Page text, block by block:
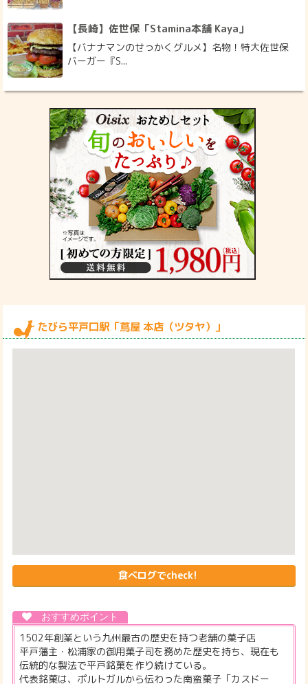
【長崎】佐世保「Stamina本舗 Kaya」
【バナナマンのせっかくグルメ】名物！特大佐世保
バーガー『S...
たびら平戸口駅「蔦屋 本店（ツタヤ）」
食べログでcheck!
1502年創業という九州最古の歴史を持つ老舗の菓子店
平戸藩主・松浦家の御用菓子司を務めた歴史を持ち、現在も
伝統的な製法で平戸銘菓を作り続けている。
代表銘菓は、ポルトガルから伝わった南蛮菓子「カスドー